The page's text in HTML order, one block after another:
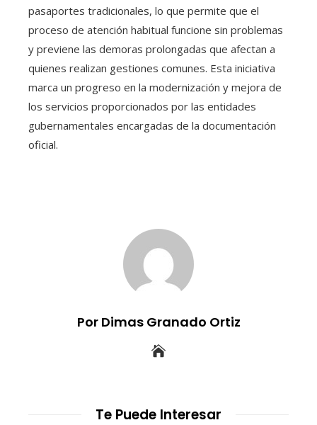
pasaportes tradicionales, lo que permite que el
proceso de atención habitual funcione sin problemas
y previene las demoras prolongadas que afectan a
quienes realizan gestiones comunes. Esta iniciativa
marca un progreso en la modernización y mejora de
los servicios proporcionados por las entidades
gubernamentales encargadas de la documentación
oficial.
Por Dimas Granado Ortiz
Te Puede Interesar